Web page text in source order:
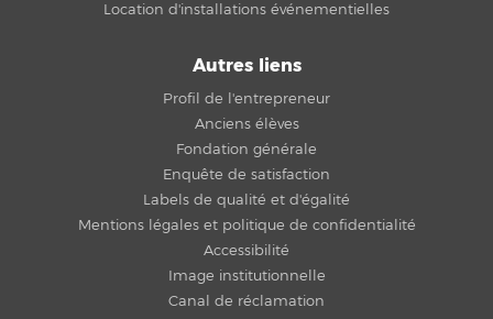
Location d'installations événementielles
Autres liens
Profil de l'entrepreneur
Anciens élèves
Fondation générale
Enquête de satisfaction
Labels de qualité et d'égalité
Mentions légales et politique de confidentialité
Accessibilité
Image institutionnelle
Canal de réclamation